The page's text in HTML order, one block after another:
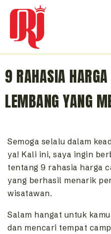
9 RAHASIA
LEMBANG YANG
Semoga selalu dalam
ya! Kali ini, saya ingin
tentang 9 rahasia harga
yang berhasil menarik
wisatawan.
Salam hangat untuk
dan mencari tempat